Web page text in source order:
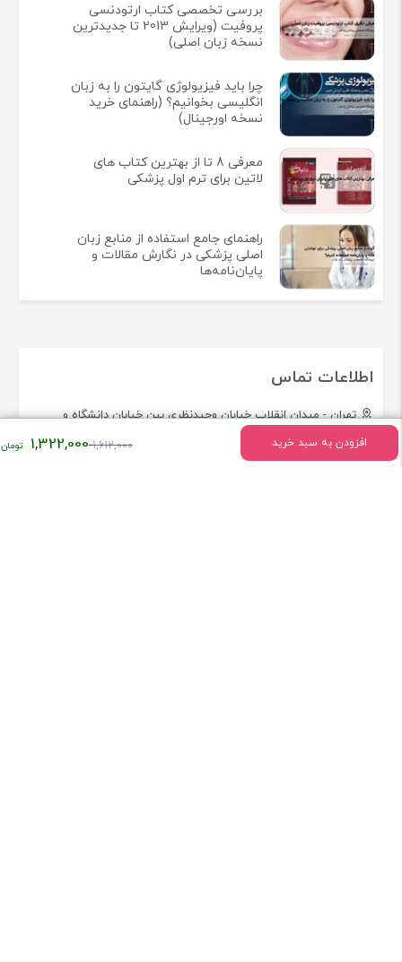
افزودن به سبد خرید 1,612,000قیمت
1,322,000
بررسی تخصصی کتاب ارتودنسی
پروفیت (ویرایش 2013 تا جدیدترین
نسخه زبان اصلی)
چرا باید فیزیولوژی گایتون را به زبان
انگلیسی بخوانیم؟ (راهنمای خرید
نسخه اورجینال)
معرفی 8 تا از بهترین کتاب های
لاتین برای ترم اول پزشکی
راهنمای جامع استفاده از منابع زبان
اصلی پزشکی در نگارش مقالات و
پایان‌نامه‌ها
اطلاعات تماس
تهران - میدان انقلاب خیابان وحیدنظری بین خیابان دانشگاه و
فخررازی کوچه قدیری پلاک 23 واحد5